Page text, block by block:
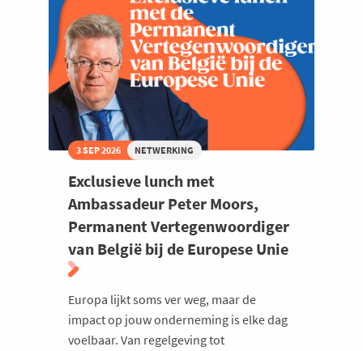
Muziek
Community
3 SEP 2026 NETWERKING
Exclusieve lunch met
Ambassadeur Peter Moors,
Permanent Vertegenwoordiger
van België bij de Europese Unie
Europa lijkt soms ver weg, maar de
impact op jouw onderneming is elke dag
voelbaar. Van regelgeving tot